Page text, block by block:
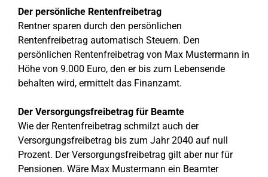
Der persönliche Rentenfreibetrag
Rentner sparen durch den persönlichen
Rentenfreibetrag automatisch Steuern. Den
persönlichen Rentenfreibetrag von Max Mustermann in
Höhe von 9.000 Euro, den er bis zum Lebensende
behalten wird, ermittelt das Finanzamt.
Der Versorgungsfreibetrag für Beamte
Wie der Rentenfreibetrag schmilzt auch der
Versorgungsfreibetrag bis zum Jahr 2040 auf null
Prozent. Der Versorgungsfreibetrag gilt aber nur für
Pensionen. Wäre Max Mustermann ein Beamter